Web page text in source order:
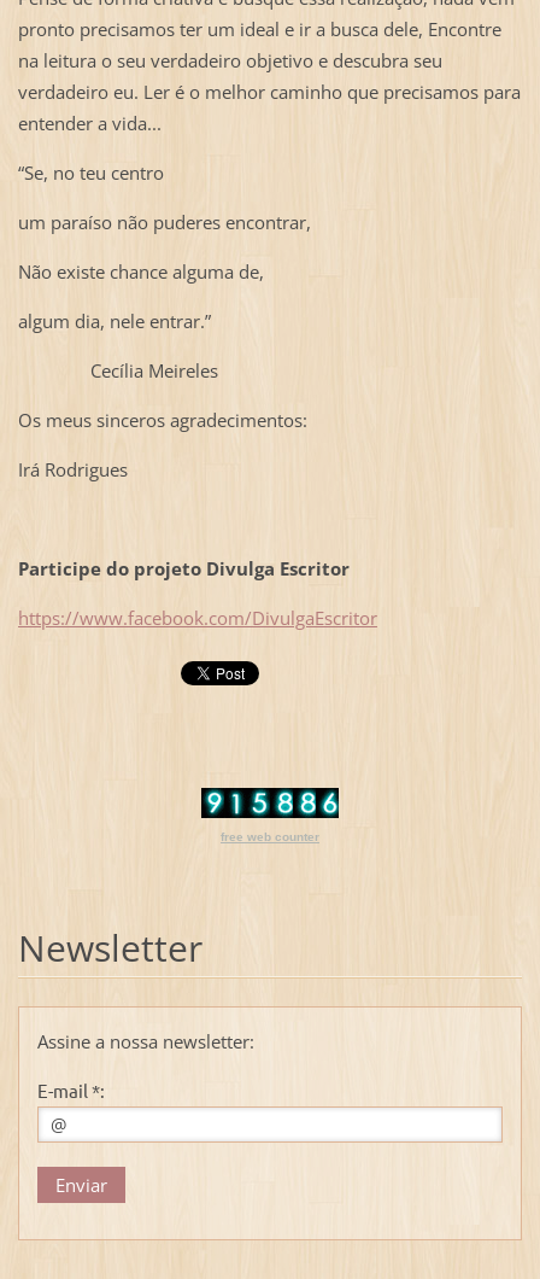
pronto precisamos ter um ideal e ir a busca dele, Encontre
na leitura o seu verdadeiro objetivo e descubra seu
verdadeiro eu. Ler é o melhor caminho que precisamos para
entender a vida...
“Se, no teu centro
um paraíso não puderes encontrar,
Não existe chance alguma de,
algum dia, nele entrar.”
Cecília Meireles
Os meus sinceros agradecimentos:
Irá Rodrigues
Participe do projeto Divulga Escritor
https://www.facebook.com/DivulgaEscritor
free web counter
Newsletter
Assine a nossa newsletter:
E-mail *: